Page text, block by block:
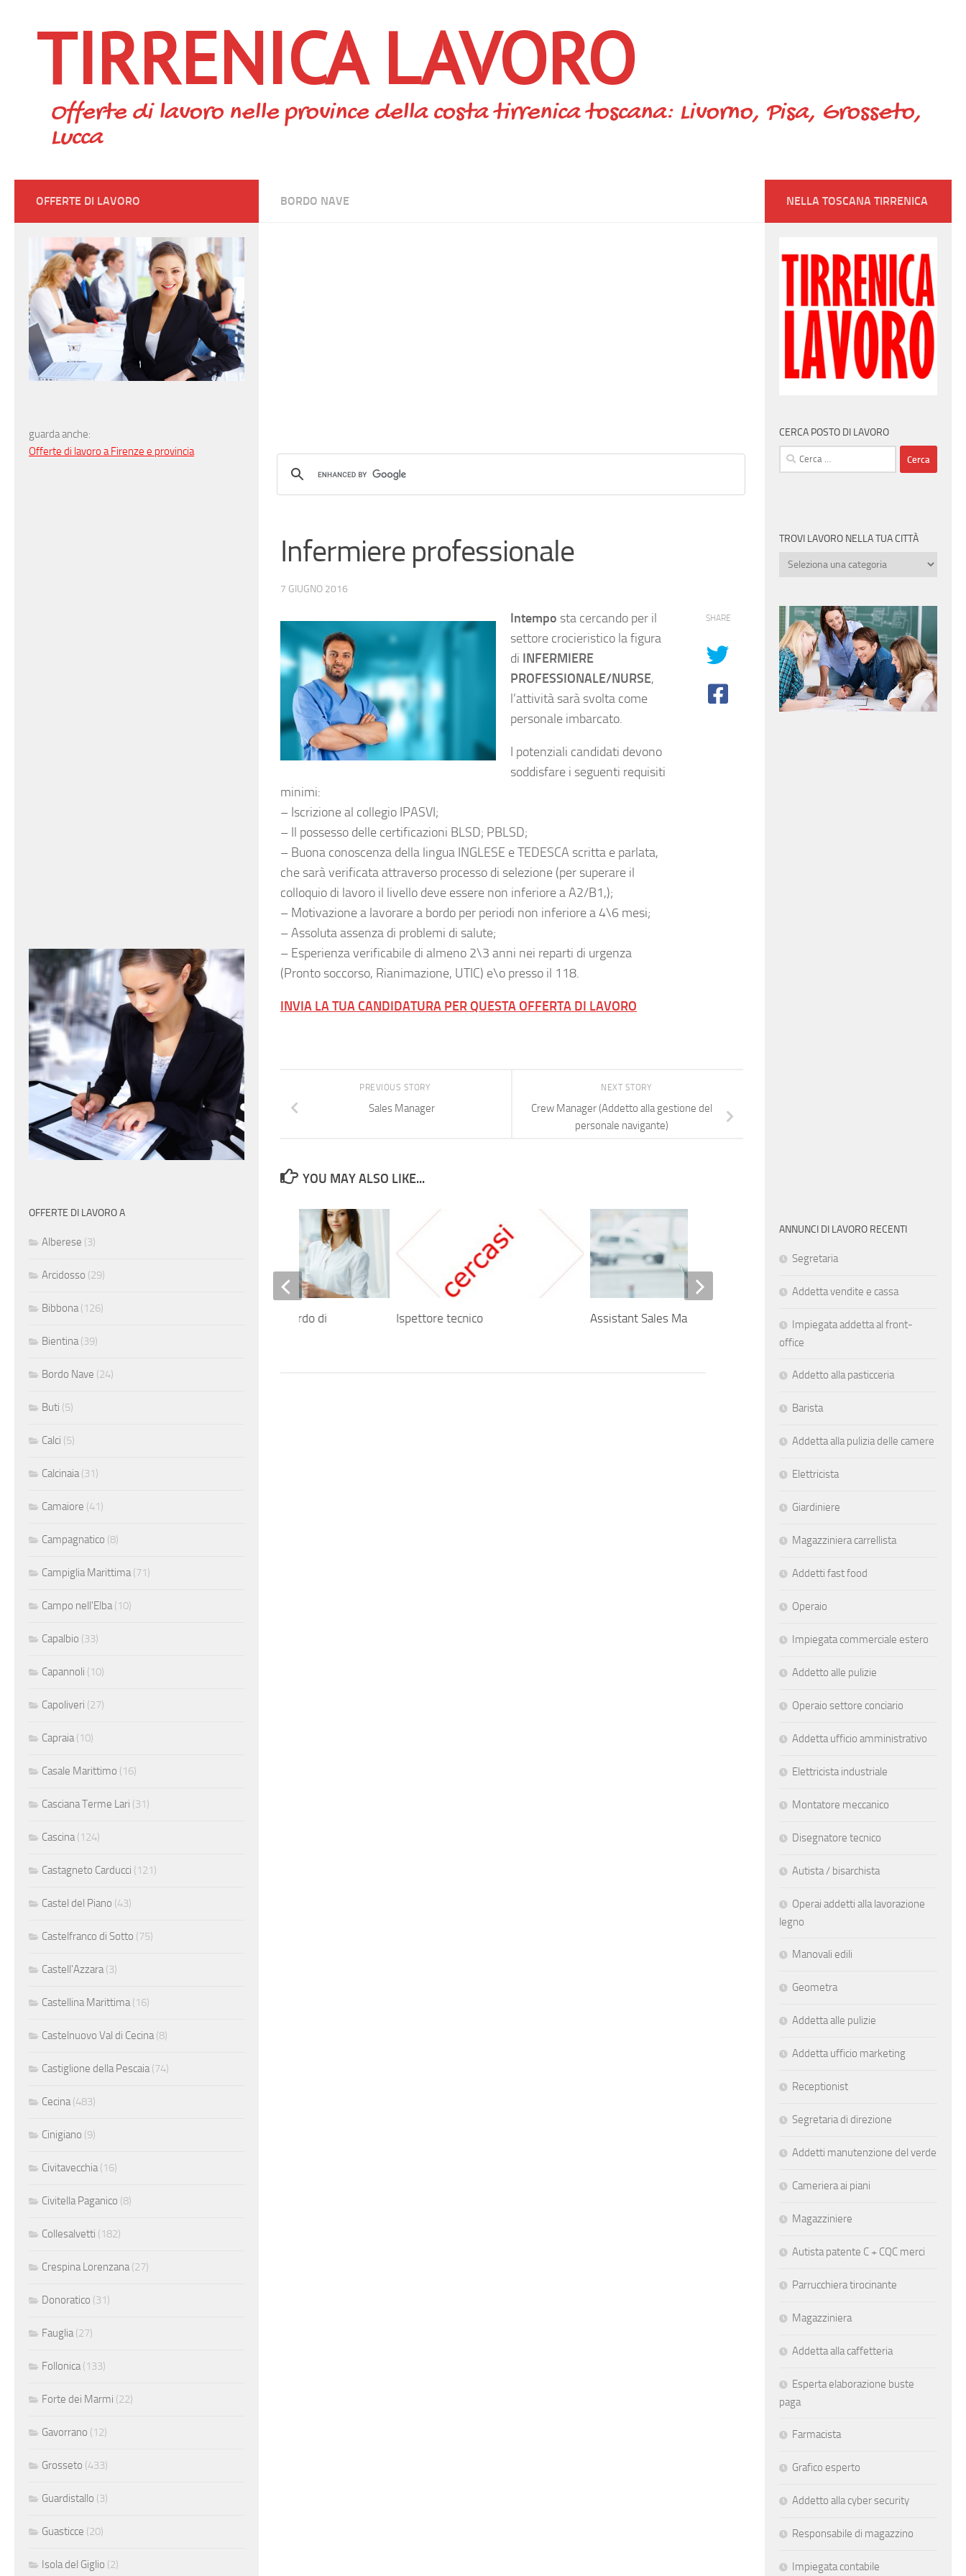
TIRRENICA LAVORO
Offerte di lavoro nelle province della costa tirrenica toscana: Livorno, Pisa, Grosseto,
Lucca
BORDO NAVE
Infermiere professionale
7 GIUGNO 2016
Intempo sta cercando per il
settore crocieristico la figura
di INFERMIERE
PROFESSIONALE/NURSE,
l’attività sarà svolta come
personale imbarcato.
I potenziali candidati devono
soddisfare i seguenti requisiti
minimi:
– Iscrizione al collegio IPASVI;
– Il possesso delle certificazioni BLSD; PBLSD;
– Buona conoscenza della lingua INGLESE e TEDESCA scritta e parlata,
che sarà verificata attraverso processo di selezione (per superare il
colloquio di lavoro il livello deve essere non inferiore a A2/B1,);
– Motivazione a lavorare a bordo per periodi non inferiore a 4\6 mesi;
– Assoluta assenza di problemi di salute;
– Esperienza verificabile di almeno 2\3 anni nei reparti di urgenza
(Pronto soccorso, Rianimazione, UTIC) e\o presso il 118.
INVIA LA TUA CANDIDATURA PER QUESTA OFFERTA DI LAVORO
SHARE
NEXT STORY
Crew Manager (Addetto alla gestione del
personale navigante)
PREVIOUS STORY
Sales Manager
YOU MAY ALSO LIKE...
Ispettore tecnico Assistant Sales Manager
Saldatore certificato Rina o Lloyd
Register
Addetta cassa a bordo di
OFFERTE DI LAVORO
guarda anche:
Offerte di lavoro a Firenze e provincia
OFFERTE DI LAVORO A
Alberese (3)
Arcidosso (29)
Bibbona(126)
Bientina(39)
Bordo Nave (24)
Buti (5)
Calci (5)
Calcinaia(31)
Camaiore (41)
Campagnatico (8)
Campiglia Marittima(71)
Campo nell'Elba(10)
Capalbio (33)
Capannoli (10)
Capoliveri (27)
Capraia(10)
Casale Marittimo (16)
Casciana Terme Lari (31)
Cascina(124)
Castagneto Carducci (121)
Castel del Piano (43)
Castelfranco di Sotto (75)
Castell'Azzara(3)
Castellina Marittima(16)
Castelnuovo Val di Cecina(8)
Castiglione della Pescaia(74)
Cecina(483)
Cinigiano (9)
Civitavecchia(16)
Civitella Paganico (8)
Collesalvetti (182)
Crespina Lorenzana(27)
Donoratico (31)
Fauglia(27)
Follonica(133)
Forte dei Marmi (22)
Gavorrano (12)
Grosseto (433)
Guardistallo (3)
Guasticce (20)
Isola del Giglio (2)
NELLA TOSCANA TIRRENICA
CERCA POSTO DI LAVORO
Ricerca
per:
TROVI LAVORO NELLA TUA CITTÀ
Trovi
tua
città
ANNUNCI DI LAVORO RECENTI
Segretaria
Addetta vendite e cassa
Impiegata addetta al front-
office
Addetto alla pasticceria
Barista
Addetta alla pulizia delle camere
Elettricista
Giardiniere
Magazziniera carrellista
Addetti fast food
Operaio
Impiegata commerciale estero
Addetto alle pulizie
Operaio settore conciario
Addetta ufficio amministrativo
Elettricista industriale
Montatore meccanico
Disegnatore tecnico
Autista / bisarchista
Operai addetti alla lavorazione
legno
Manovali edili
Geometra
Addetta alle pulizie
Addetta ufficio marketing
Receptionist
Segretaria di direzione
Addetti manutenzione del verde
Cameriera ai piani
Magazziniere
Autista patente C + CQC merci
Parrucchiera tirocinante
Magazziniera
Addetta alla caffetteria
Esperta elaborazione buste
paga
Farmacista
Grafico esperto
Addetto alla cyber security
Responsabile di magazzino
Impiegata contabile